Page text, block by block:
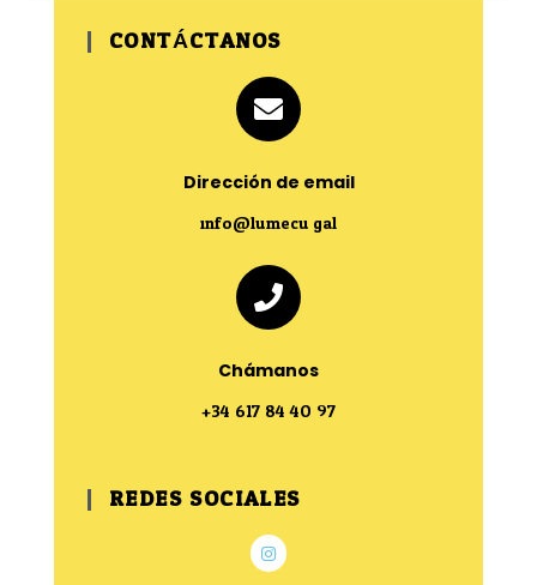
CONTÁCTANOS
Dirección de email
info@lumecu.gal
Chámanos
+34 617 84 4O 97
REDES SOCIALES